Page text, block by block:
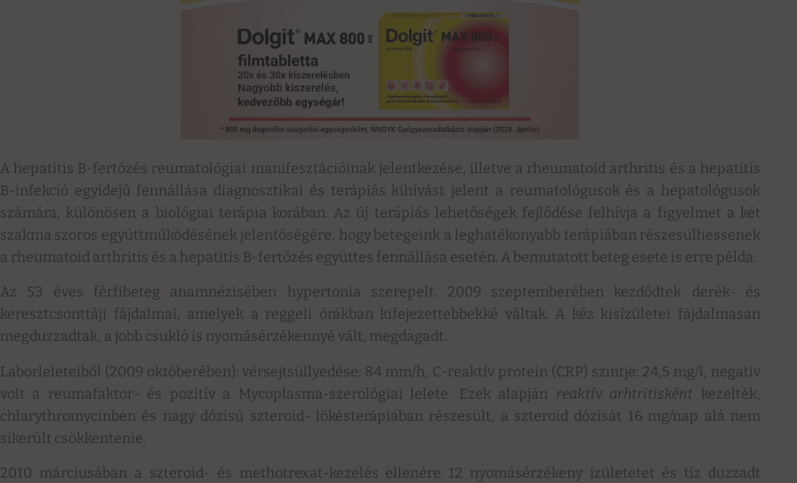
A hepatitis B-fertőzés reumatológiai manifesztációinak jelentkezése, illetve a rheumatoid arthritis és a hepatitis
B-infekció egyidejű fennállása diagnosztikai és terápiás kihívást jelent a reumatológusok és a hepatológusok
számára, különösen a biológiai terápia korában. Az új terápiás lehetőségek fejlődése felhívja a figyelmet a két
szakma szoros együttműködésének jelentőségére, hogy betegeink a leghatékonyabb terápiában részesülhessenek
a rheumatoid arthritis és a hepatitis B-fertőzés együttes fennállása esetén. A bemutatott beteg esete is erre példa.
Az 53 éves férfibeteg anamnézisében hypertonia szerepelt. 2009 szeptemberében kezdődtek derék- és
keresztcsonttáji fájdalmai, amelyek a reggeli órákban kifejezettebbekké váltak. A kéz kisízületei fájdalmasan
megduzzadtak, a jobb csukló is nyomásérzékennyé vált, megdagadt.
Laborleleteiből (2009 októberében): vérsejtsüllyedése: 84 mm/h, C-reaktív protein (CRP) szintje: 24,5 mg/l, negatív
volt a reumafaktor- és pozitív a Mycoplasma-szerológiai lelete. Ezek alapján reaktív arhtritisként
kezelték,
chlarythromycinben és nagy dózisú szteroid- lökésterápiában részesült, a szteroid dózisát 16 mg/nap alá nem
sikerült csökkentenie.
2010 márciusában a szteroid- és methotrexat-kezelés ellenére 12 nyomásérzékeny ízületetet és tíz duzzadt